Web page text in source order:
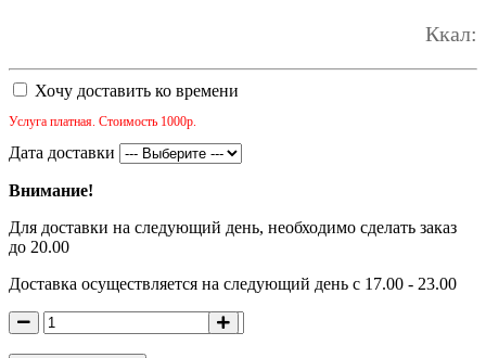
Ккал:
Хочу доставить ко времени
Услуга платная. Стоимость 1000р.
Дата доставки
Внимание!
Для доставки на следующий день, необходимо сделать заказ
до 20.00
Доставка осуществляется на следующий день с 17.00 - 23.00